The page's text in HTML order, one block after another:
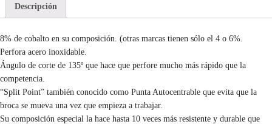
Descripción
8% de cobalto en su composición. (otras marcas tienen sólo el 4 o 6%.
Perfora acero inoxidable.
Ángulo de corte de 135º que hace que perfore mucho más rápido que la
competencia.
“Split Point” también conocido como Punta Autocentrable que evita que la
broca se mueva una vez que empieza a trabajar.
Su composición especial la hace hasta 10 veces más resistente y durable que